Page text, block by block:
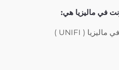
في ماليزيا هي: